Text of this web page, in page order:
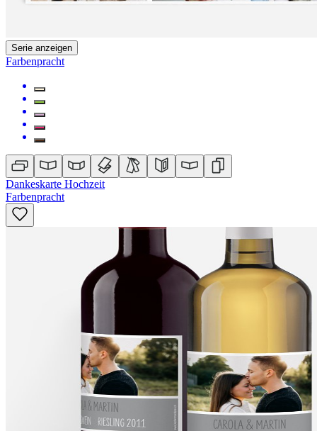
Serie anzeigen
Farbenpracht
Dankeskarte Hochzeit
Farbenpracht